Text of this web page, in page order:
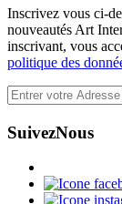
Inscrivez vous ci-
nouveautés Art
inscrivant, vous
politique des
SuivezNous